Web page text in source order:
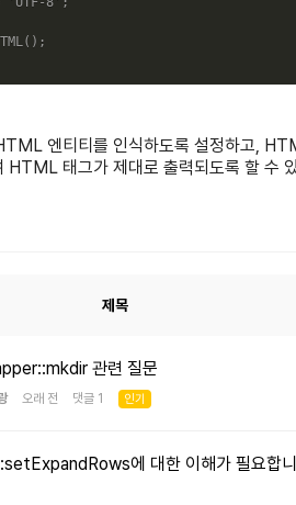
( ) ;
엔티티를 인식하도록 설정하고,
HTML 태그가 제대로 출력되도록 할 수
제목
관련 질문
오래 전 댓글 1 인기
에 대한 이해가 필요합니